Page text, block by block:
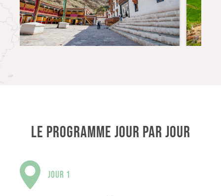
LE PROGRAMME JOUR PAR JOUR
JOUR 1